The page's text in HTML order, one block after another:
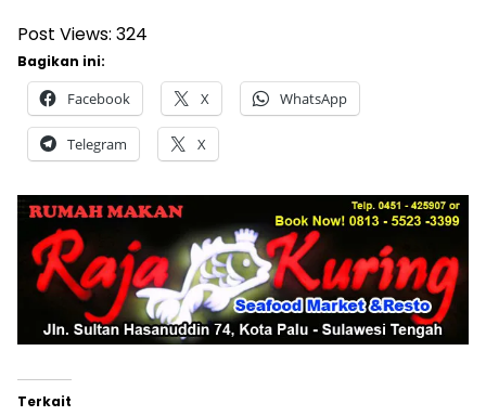
Post Views: 324
Bagikan ini:
Facebook X WhatsApp
Telegram X
Terkait